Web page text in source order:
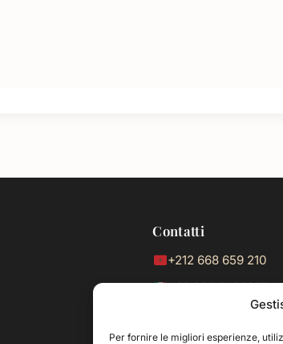
Per fornire le migliori esperienze,
Contatti
+212 668 659 210
+39 335 7499397
info@cultura-